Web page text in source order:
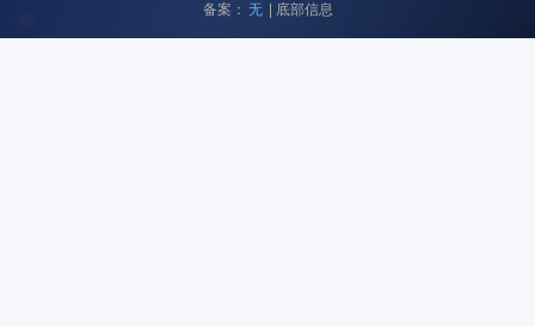
备案： 无 | 底部信息